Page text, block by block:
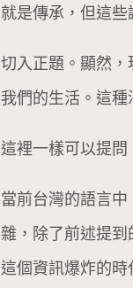
就是傳承，但這
切入正題。顯然
我們的生活。這
這裡一樣可以提問
當前台灣的語言
雜，除了前述提
這個資訊爆炸的